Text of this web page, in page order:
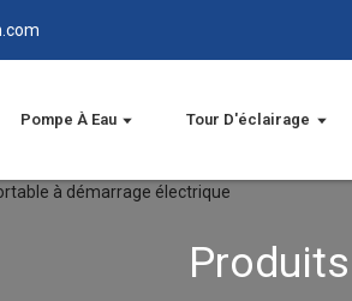
Pompe À Eau Tour D'éclairage
Produits